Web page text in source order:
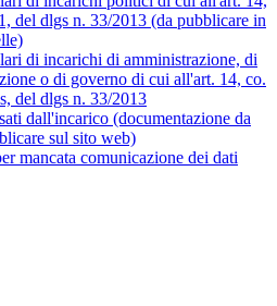
del dlgs n. 33/2013 (da pubblicare in
di incarichi di amministrazione, di
o di governo di cui all'art. 14, co.
del dlgs n. 33/2013
dall'incarico (documentazione da
sul sito web)
mancata comunicazione dei dati